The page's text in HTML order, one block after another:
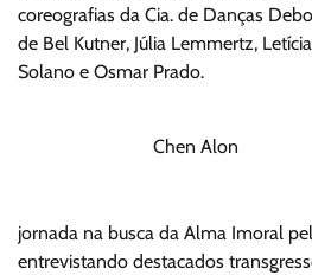
coreografias da Cia. de Danças
de Bel Kutner, Júlia Lemmertz,
Solano e Osmar Prado.
Chen Alon
jornada na busca da Alma Imoral
entrevistando destacados